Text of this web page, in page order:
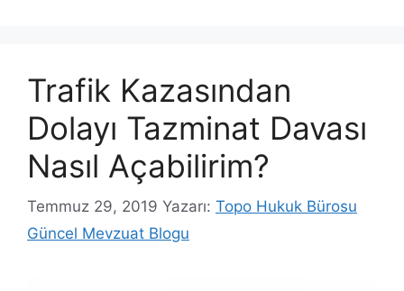
Trafik Kazasından
Dolayı Tazminat Davası
Nasıl Açabilirim?
Temmuz 29, 2019 Yazarı: Topo Hukuk Bürosu
Güncel Mevzuat Blogu